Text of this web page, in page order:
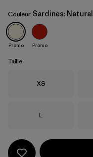
Sardines: Natural
Couleur Sardines: Natural
Promo Promo
Taille
Taille
XS
Taille
L